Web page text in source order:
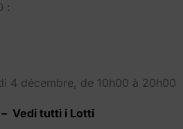
:
4 décembre, de 10h00 à 20h00
Vedi tutti i Lotti